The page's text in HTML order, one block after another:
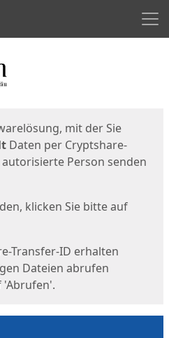
mit der Sie
Daten per Cryptshare-
Person senden
klicken Sie bitte auf
Transfer-ID erhalten
Dateien abrufen
'Abrufen'.